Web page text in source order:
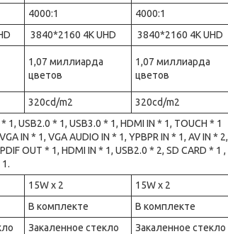
4000:1
4000:1
3840*2160 4K UHD 3840*2160 4K UHD
1,07 миллиарда
цветов
1,07 миллиарда
цветов
320cd/m2 320cd/m2
USB2.0 * 1, USB3.0 * 1, HDMI IN * 1, TOUCH * 1
IN * 1, VGA AUDIO IN * 1, YPBPR IN * 1, AV IN * 2,
OUT * 1, HDMI IN * 1, USB2.0 * 2, SD CARD * 1 ,
15W x 2
15W x 2
В комплекте В комплекте
Закаленное стекло
Закаленное стекло